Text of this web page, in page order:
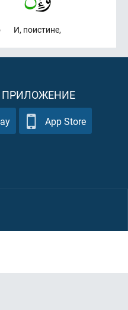
И, поистине,
App Store